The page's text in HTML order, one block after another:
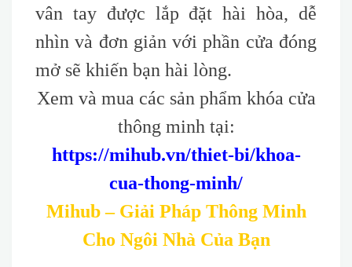
vân tay được lắp đặt hài hòa, dễ
nhìn và đơn giản với phần cửa đóng
mở sẽ khiến bạn hài lòng.
Xem và mua các sản phẩm khóa cửa
thông minh tại:
https://mihub.vn/thiet-bi/khoa-
cua-thong-minh/
Mihub – Giải Pháp Thông Minh
Cho Ngôi Nhà Của Bạn